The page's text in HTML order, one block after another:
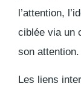
l’attention,
ciblée via un
son attention.
Les liens